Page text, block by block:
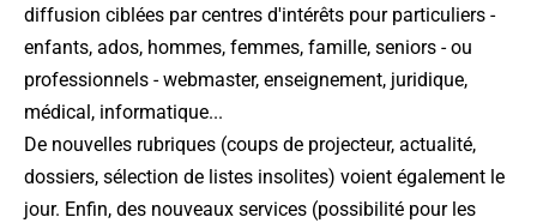
diffusion ciblées par centres d'intérêts pour particuliers -
enfants, ados, hommes, femmes, famille, seniors - ou
professionnels - webmaster, enseignement, juridique,
médical, informatique...
De nouvelles rubriques (coups de projecteur, actualité,
dossiers, sélection de listes insolites) voient également le
jour. Enfin, des nouveaux services (possibilité pour les